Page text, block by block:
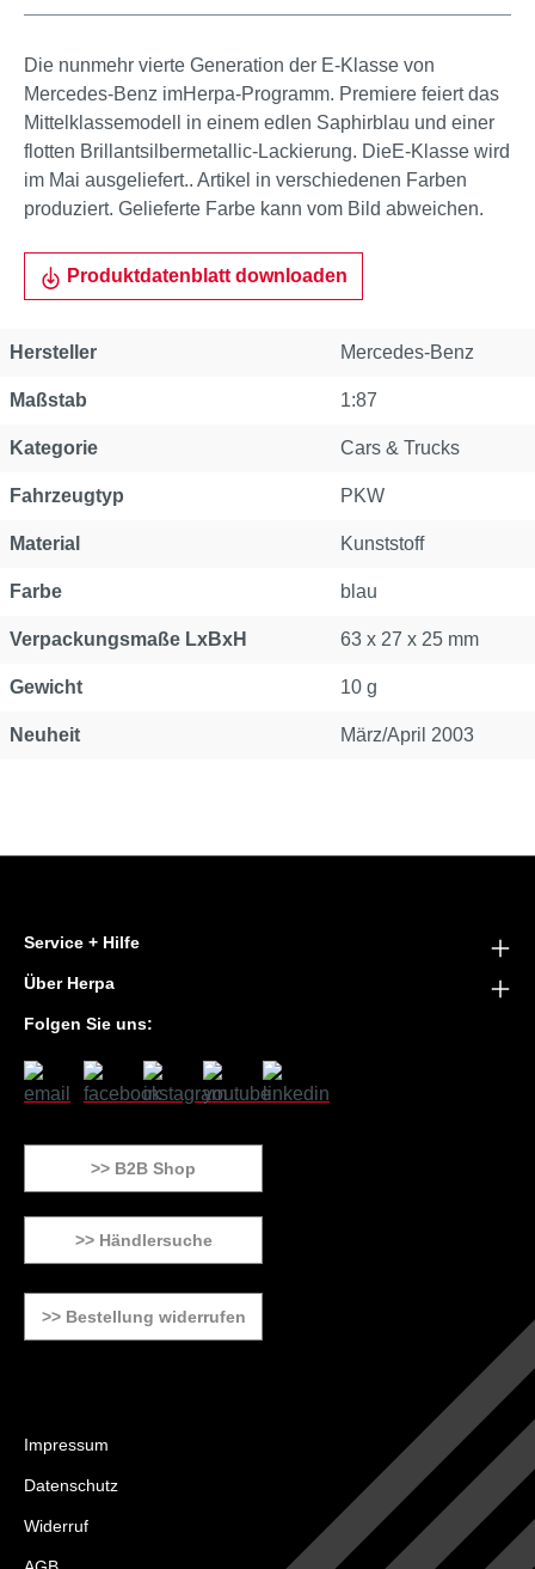
Die nunmehr vierte Generation der E-Klasse von
Mercedes-Benz imHerpa-Programm. Premiere feiert das
Mittelklassemodell in einem edlen Saphirblau und einer
flotten Brillantsilbermetallic-Lackierung. DieE-Klasse wird
im Mai ausgeliefert.. Artikel in verschiedenen Farben
produziert. Gelieferte Farbe kann vom Bild abweichen.
Produktdatenblatt downloaden
Hersteller Mercedes-Benz
Maßstab 1:87
Kategorie Cars & Trucks
Fahrzeugtyp PKW
Material Kunststoff
Farbe blau
Verpackungsmaße LxBxH 63 x 27 x 25 mm
Gewicht 10 g
Neuheit März/April 2003
Service + Hilfe
Über Herpa
Folgen Sie uns:
>> B2B Shop
>> Händlersuche
>> Bestellung widerrufen
Impressum
Datenschutz
Widerruf